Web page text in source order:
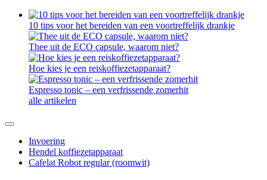
10 tips voor het bereiden van een voortreffelijk drankje
Thee uit de ECO capsule, waarom niet?
Hoe kies je een reiskoffiezetapparaat?
Espresso tonic – een verfrissende zomerhit
alle artikelen
Invoering
Hendel koffiezetapparaat
Cafelat Robot regular (roomwit)